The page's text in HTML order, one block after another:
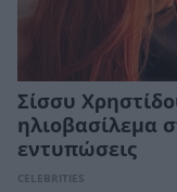
Σίσσυ
ηλιοβασίλεμα
εντυπώσεις
CELEBRITIES